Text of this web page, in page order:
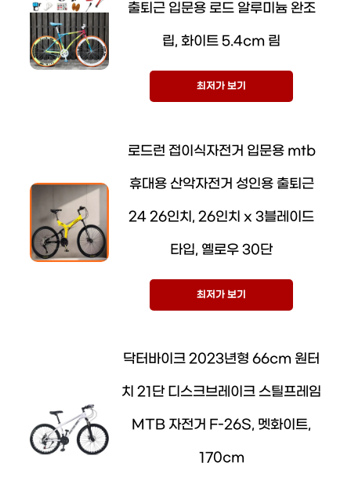
출퇴근 입문용 로드 알루미늄 완조
립, 화이트 5.4cm 림
최저가 보기
로드런 접이식자전거 입문용 mtb
휴대용 산악자전거 성인용 출퇴근
24 26인치, 26인치 x 3블레이드
타입, 옐로우 30단
최저가 보기
닥터바이크 2023년형 66cm 원터
치 21단 디스크브레이크 스틸프레임
MTB 자전거 F-26S, 멧화이트,
170cm